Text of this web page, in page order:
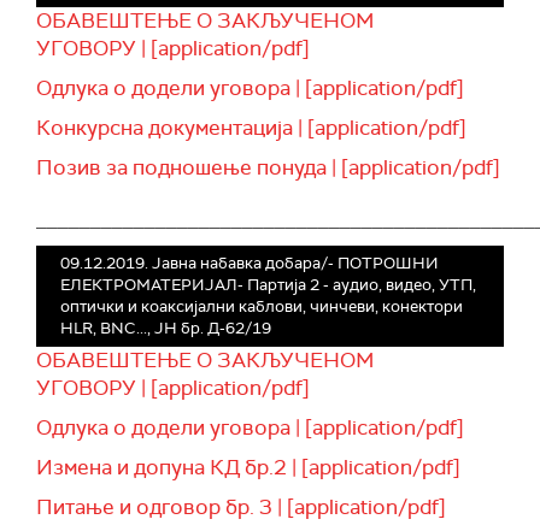
ОБАВЕШТЕЊЕ О ЗАКЉУЧЕНОМ
УГОВОРУ | [application/pdf]
Одлука о додели уговора | [application/pdf]
Конкурсна документација | [application/pdf]
Позив за подношење понуда | [application/pdf]
09.12.2019. Јавна набавка добара/- ПОТРОШНИ
ЕЛЕКТРОМАТЕРИЈАЛ- Партија 2 - аудио, видео, УТП,
оптички и коаксијални каблови, чинчеви, конектори
HLR, BNC..., ЈН бр. Д-62/19
ОБАВЕШТЕЊЕ О ЗАКЉУЧЕНОМ
УГОВОРУ | [application/pdf]
Одлука о додели уговора | [application/pdf]
Измена и допуна КД бр.2 | [application/pdf]
Питање и одговор бр. 3 | [application/pdf]